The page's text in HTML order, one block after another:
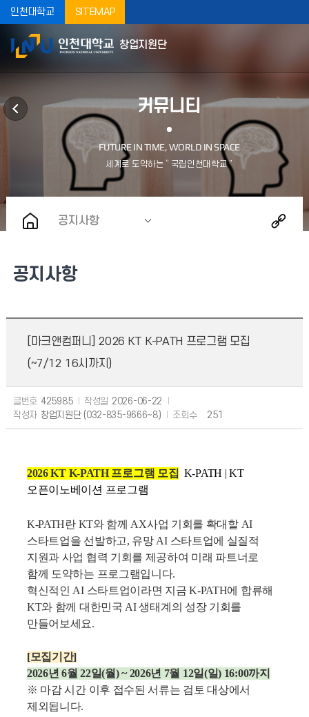
인천대학교 SITEMAP
창업지원단
커뮤니티
공지사항
공지사항
[마크앤컴퍼니] 2026 KT K-PATH 프로그램 모집
(~7/12 16시까지)
글번호 425985 작성일 2026-06-22
작성자 창업지원단 (032-835-9666~8) 조회수 251
2026 KT K-PATH 프로그램 모집 K-PATH | KT
오픈이노베이션 프로그램
K‑PATH란 KT와 함께 AX사업 기회를 확대할 AI
스타트업을 선발하고, 유망 AI 스타트업에 실질적
지원과 사업 협력 기회를 제공하여 미래 파트너로
함께 도약하는 프로그램입니다.
혁신적인 AI 스타트업이라면 지금 K‑PATH에 합류해
KT와 함께 대한민국 AI 생태계의 성장 기회를
만들어보세요.
[모집기간]
2026년 6월 22일(월) ~ 2026년 7월 12일(일) 16:00까지
※ 마감 시간 이후 접수된 서류는 검토 대상에서
제외됩니다.